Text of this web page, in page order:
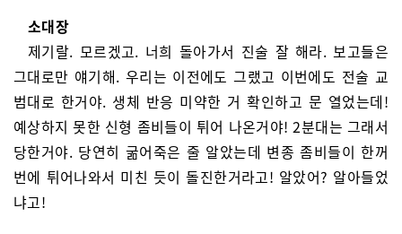
소대장
제기랄. 모르겠고. 너희 돌아가서 진술 잘 해라. 보고들은
그대로만 얘기해. 우리는 이전에도 그랬고 이번에도 전술 교
범대로 한거야. 생체 반응 미약한 거 확인하고 문 열었는데!
예상하지 못한 신형 좀비들이 튀어 나온거야! 2분대는 그래서
당한거야. 당연히 굶어죽은 줄 알았는데 변종 좀비들이 한꺼
번에 튀어나와서 미친 듯이 돌진한거라고! 알았어? 알아들었
냐고!